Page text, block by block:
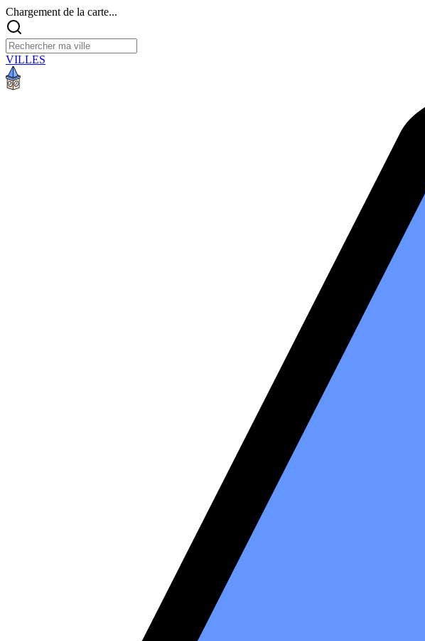
Chargement de la carte...
VILLES